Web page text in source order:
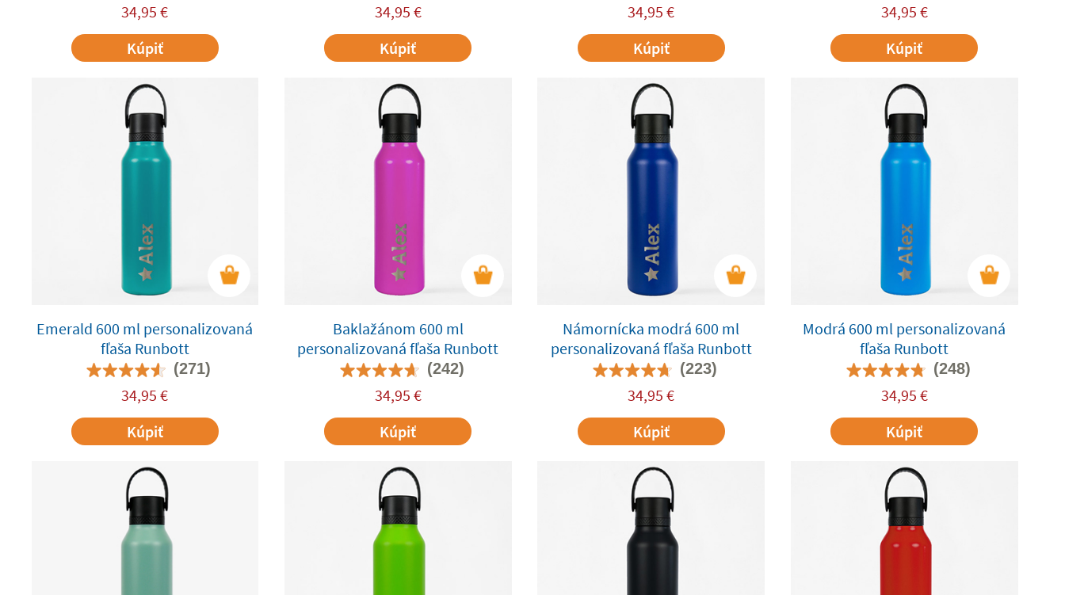
34,95 €
Kúpiť
34,95 €
Kúpiť
34,95 €
Kúpiť
34,95 €
Kúpiť
Emerald 600 ml personalizovaná
fľaša Runbott
(271)
34,95 €
Kúpiť
Baklažánom 600 ml
personalizovaná fľaša Runbott
(242)
34,95 €
Kúpiť
Námornícka modrá 600 ml
personalizovaná fľaša Runbott
(223)
34,95 €
Kúpiť
Modrá 600 ml personalizovaná
fľaša Runbott
(248)
34,95 €
Kúpiť